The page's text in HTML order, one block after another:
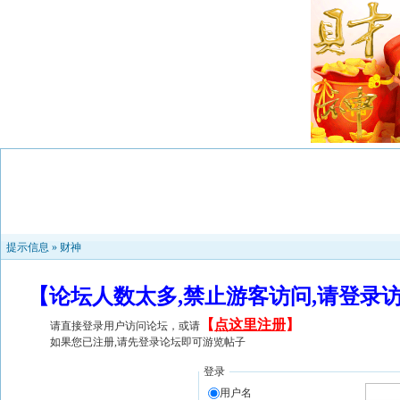
提示信息 » 财神
【论坛人数太多,禁止游客访问,请登
请直接登录用户访问论坛，或请 【 点这里注册】
如果您已注册,请先登录论坛即可游览帖子
登录
用户名